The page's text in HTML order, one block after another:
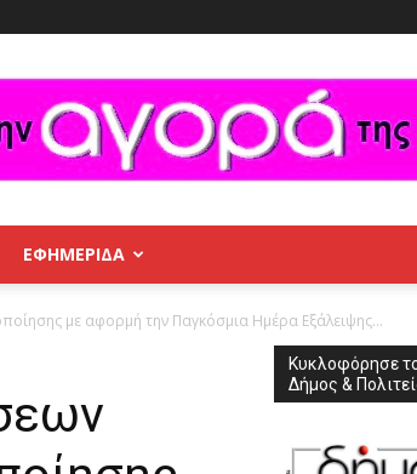
ΕΦΗΜΕΡΊΔΑ
με αφορμή την Παγκόσμια Ημέρα Εξάλειψης...
Κυκλοφόρησε
Δήμος &